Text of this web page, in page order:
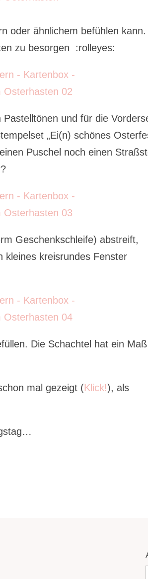
oder ähnlichem befühlen
zu besorgen :rolleyes:
und für die
„Ei(n) schönes
Puschel noch einen
Geschenkschleife) abstreift,
kleines kreisrundes Fenster
Die Schachtel hat ein Maß
mal gezeigt (Klick!), als